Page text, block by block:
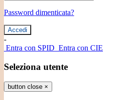
Password dimenticata?
-
Entra con SPID Entra con CIE
Seleziona utente
button close ×